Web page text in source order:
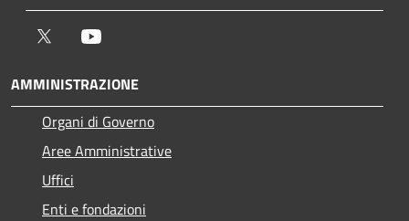
Twitter
AMMINISTRAZIONE
Organi di Governo
Aree Amministrative
Uffici
Enti e fondazioni